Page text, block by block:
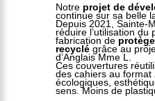
Notre projet de
continue sur sa belle
Depuis 2021, Sainte-
réduire l’utilisation du
fabrication de
recyclé grâce au
d’Anglais Mme L.
Ces couvertures
des cahiers au format
écologiques,
sens. Moins de